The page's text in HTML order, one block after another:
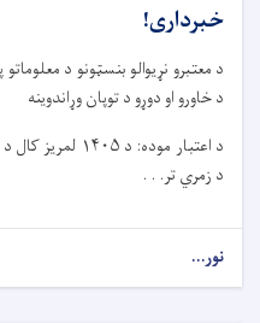
خبرداری!
د معتبرو نړیوالو بنسټونو د
د خاورو او دوړو د توپان وړاندوینه
د زمري تر. . .
نور...